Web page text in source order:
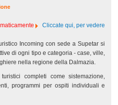
Cliccate qui, per vedere
Incoming con sede a Supetar si
di ogni tipo e categoria - case, ville,
nella regione della Dalmazia.
completi come sistemazione,
programmi per ospiti individuali e